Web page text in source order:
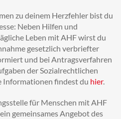
zu deinem Herzfehler bist du
Neben Hilfen und
Leben mit AHF wirst du
gesetzlich verbriefter
und bei Antragsverfahren
der Sozialrechtlichen
Informationen findest du hier.
für Menschen mit AHF
gemeinsames Angebot des